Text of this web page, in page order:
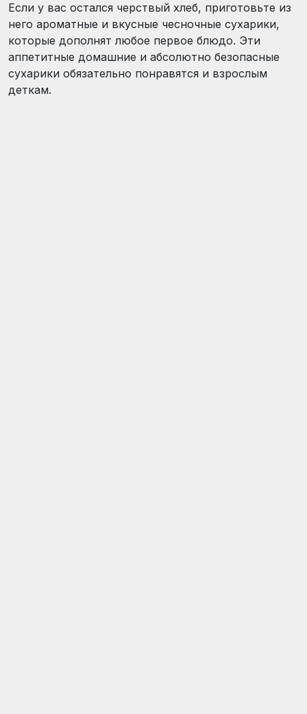
Если у вас остался черствый хлеб, приготовьте из
него ароматные и вкусные чесночные сухарики,
которые дополнят любое первое блюдо. Эти
аппетитные домашние и абсолютно безопасные
сухарики обязательно понравятся и взрослым
деткам.